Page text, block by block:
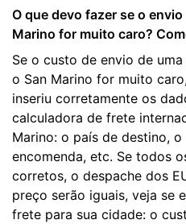
O que devo fazer se o
Marino for muito caro?
Se o custo de envio de
o San Marino for muito
inseriu corretamente os
calculadora de frete
Marino: o país de destino,
encomenda, etc. Se todos
corretos, o despache dos
preço serão iguais, veja se
frete para sua cidade: o